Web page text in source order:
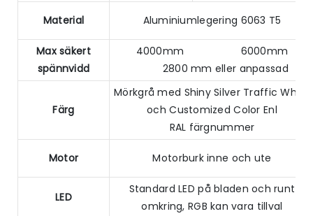
Material Aluminiumlegering 6063 T5
Max säkert
spännvidd
4000mm 6000mm
2800 mm eller anpassad
Färg
Mörkgrå med Shiny Silver Traffic White
och Customized Color Enl
RAL färgnummer
Motor Motorburk inne och ute
LED
Standard LED på bladen och runt
omkring, RGB kan vara tillval